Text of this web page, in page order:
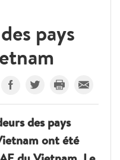
pays
des pays
ont été